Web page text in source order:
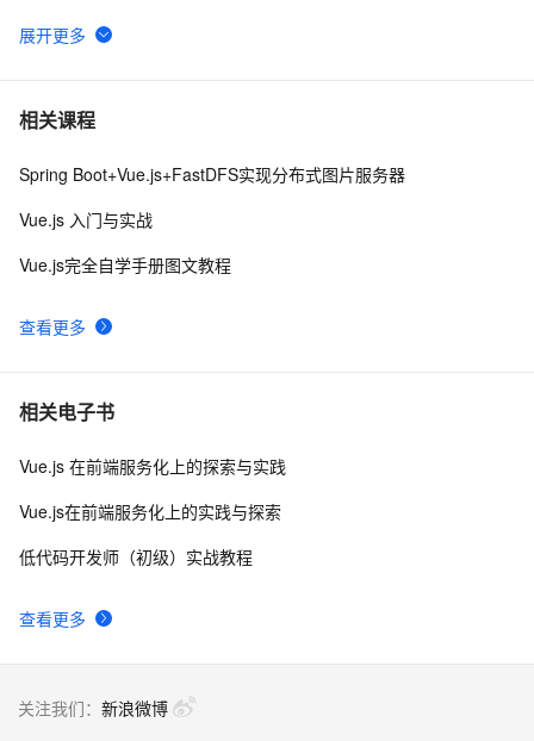
6
从零带你手把手实现Vue3响应式原理-下（Map和Set的处
7 3分钟搞懂Vue整合Echarts实现可视化界面
8 vue3源码解析 --- 组件渲染：vnode 到真实 DOM 是如何
二 （页面布局与兼容）
相关课程
查看更多
Spring Boot+Vue.js+FastDFS实现分布式图片服务器
Vue.js 入门与实战
Vue.js完全自学手册图文教程
相关电子书
查看更多
Vue.js 在前端服务化上的探索与实践
Vue.js在前端服务化上的实践与探索
低代码开发师（初级）实战教程
关注我们： 新浪微博